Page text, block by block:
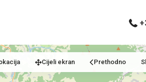
Cijeli ekran Prethodno